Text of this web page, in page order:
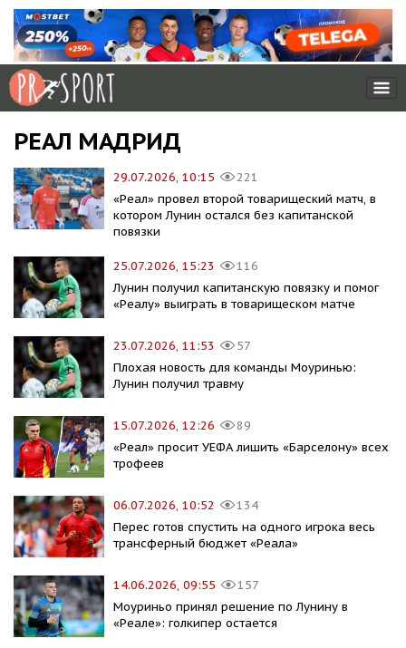
РЕАЛ МАДРИД
29.07.2026, 10:15
221
«Реал» провел второй товарищеский матч, в
котором Лунин остался без капитанской
повязки
25.07.2026, 15:23
116
Лунин получил капитанскую повязку и помог
«Реалу» выиграть в товарищеском матче
23.07.2026, 11:53
57
Плохая новость для команды Моуринью:
Лунин получил травму
15.07.2026, 12:26
89
«Реал» просит УЕФА лишить «Барселону» всех
трофеев
06.07.2026, 10:52
134
Перес готов спустить на одного игрока весь
трансферный бюджет «Реала»
14.06.2026, 09:55
157
Моуриньо принял решение по Лунину в
«Реале»: голкипер остается